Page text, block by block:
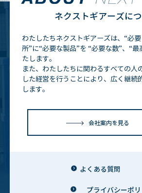
ネクストギアーズに
わたしたちネクストギアーズは、“必
所”に“必要な製品”を “必要な数”、“最
たします。
また、わたしたちに関わるすべての人
した経営を行うことにより、広く継続
します。
会社案内を見る
よくある質問
プライバシーポリ